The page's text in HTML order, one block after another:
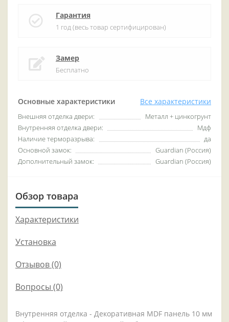
Основные характеристики Все характеристики
Внешняя отделка двери:
Металл + цинкогрунт
Внутренняя отделка двери:
Мдф
Наличие терморазрыва:
да
Основной замок:
Guardian (Россия)
Дополнительный замок:
Guardian (Россия)
Гарантия
1 год (весь товар сертифицирован)
Замер
Бесплатно
Обзор товара
Характеристики
Установка
Отзывов (0)
Вопросы (0)
Внутренняя отделка - Декоративная MDF панель 10 мм